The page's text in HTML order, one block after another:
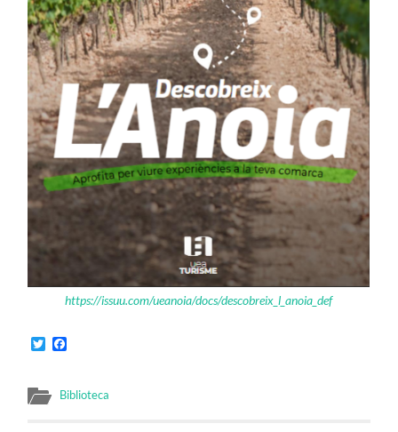
https://issuu.com/ueanoia/docs/descobreix_l_anoia_def
Twitter
Biblioteca